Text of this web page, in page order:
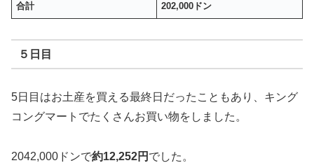
合計 202,000ドン
５日目
5日目はお土産を買える最終日だったこともあり、キング
コングマートでたくさんお買い物をしました。
2042,000ドンで約12,252円 でした。